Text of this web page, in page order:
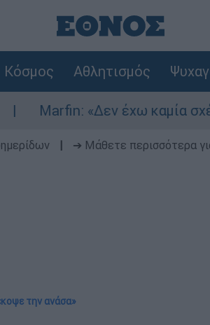
Κόσμος Αθλητισμός
«Δεν έχω καμία σχέση με
➔ Μάθετε περισσότερα
την ανάσα»